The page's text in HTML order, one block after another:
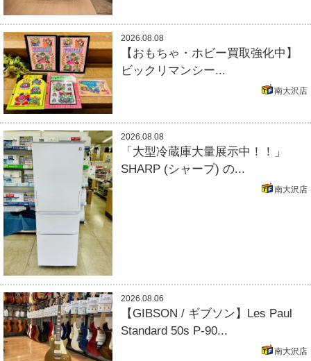
2026.08.08
【おもちゃ・ホビー買取強化中】
ビックリマンシー...
南大沢店
2026.08.08
「大型冷蔵庫大量展示中！！」
SHARP (シャープ) の...
南大沢店
2026.08.06
【GIBSON / ギブソン】Les Paul
Standard 50s P-90...
南大沢店